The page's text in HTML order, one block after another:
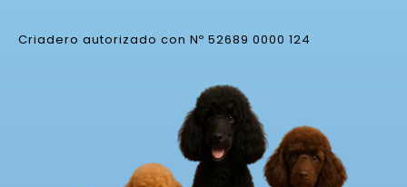
Criadero autorizado con Nº 52689 0000 124